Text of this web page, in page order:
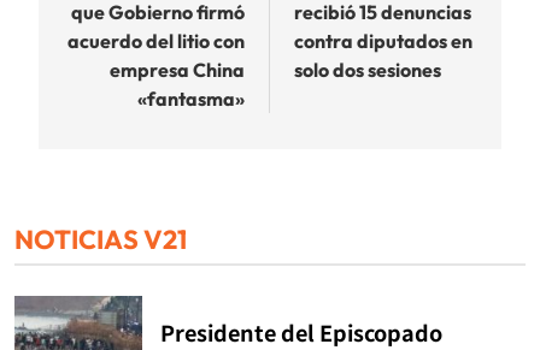
entradas
que Gobierno firmó
acuerdo del litio con
empresa China
«fantasma»
recibió 15 denuncias
contra diputados en
solo dos sesiones
NOTICIAS V21
Presidente del Episcopado